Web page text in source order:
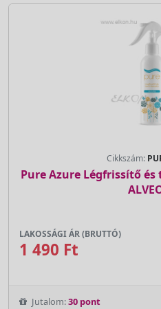
Cikkszám:
Pure Azure Légfrissítő
LAKOSSÁGI ÁR (BRUTTÓ)
1 490 Ft
Jutalom:30 pont